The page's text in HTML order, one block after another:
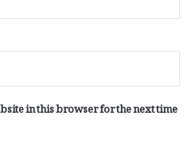
in this browser for the next time